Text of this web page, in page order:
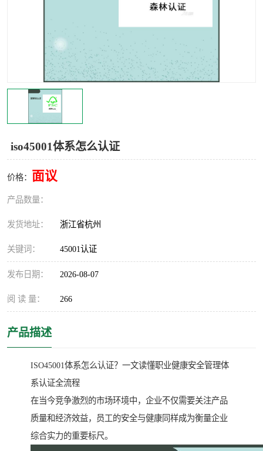
iso45001体系怎么认证
价格： 面议
产品数量：
发货地址： 浙江省杭州
关键词： 45001认证
发布日期： 2026-08-07
阅 读 量： 266
产品描述
ISO45001体系怎么认证？一文读懂职业健康安全管理体
系认证全流程
在当今竞争激烈的市场环境中，企业不仅需要关注产品
质量和经济效益，员工的安全与健康同样成为衡量企业
综合实力的重要标尺。
交通运输服务
ITSS认证 消防设施工程专业承包
交通运输服务认证 CCRC认证
ISO9001认证
ISO认证
CCC认证
TS16949认证
iso22000认证